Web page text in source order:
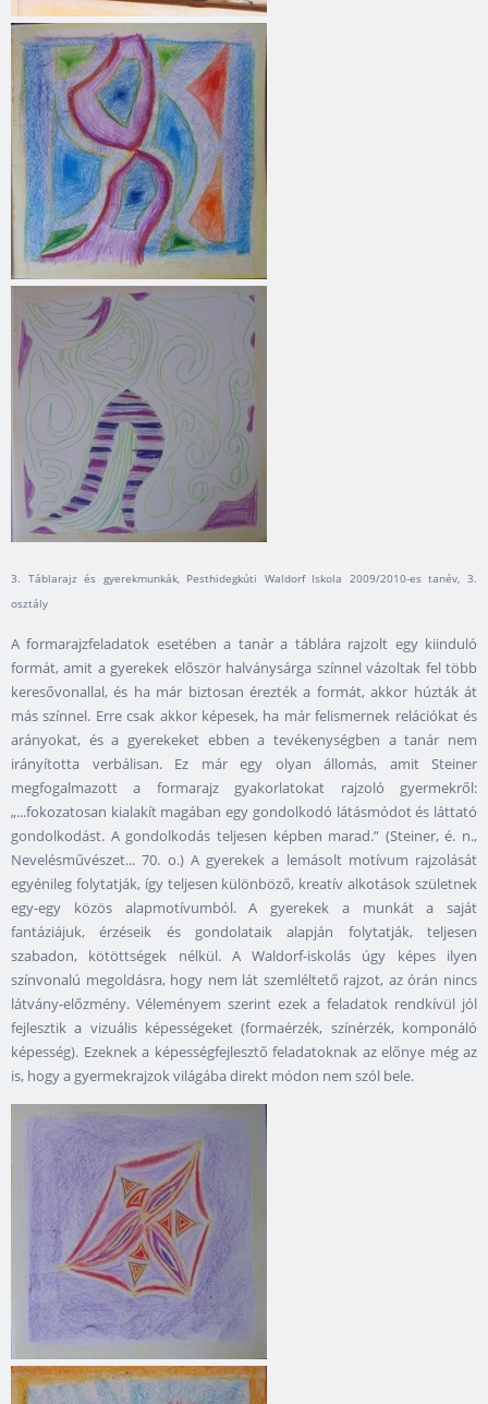
3. Táblarajz és gyerekmunkák, Pesthidegkúti Waldorf Iskola 2009/2010-es tanév, 3.
osztály
A formarajzfeladatok esetében a tanár a táblára rajzolt egy kiinduló
formát, amit a gyerekek először halványsárga színnel vázoltak fel több
keresővonallal, és ha már biztosan érezték a formát, akkor húzták át
más színnel. Erre csak akkor képesek, ha már felismernek relációkat és
arányokat, és a gyerekeket ebben a tevékenységben a tanár nem
irányította verbálisan. Ez már egy olyan állomás, amit Steiner
megfogalmazott a formarajz gyakorlatokat rajzoló gyermekről:
„...fokozatosan kialakít magában egy gondolkodó látásmódot és láttató
gondolkodást. A gondolkodás teljesen képben marad.” (Steiner, é. n.,
Nevelésművészet... 70. o.) A gyerekek a lemásolt motívum rajzolását
egyénileg folytatják, így teljesen különböző, kreatív alkotások születnek
egy-egy közös alapmotívumból. A gyerekek a munkát a saját
fantáziájuk, érzéseik és gondolataik alapján folytatják, teljesen
szabadon, kötöttségek nélkül. A Waldorf-iskolás úgy képes ilyen
színvonalú megoldásra, hogy nem lát szemléltető rajzot, az órán nincs
látvány-előzmény. Véleményem szerint ezek a feladatok rendkívül jól
fejlesztik a vizuális képességeket (formaérzék, színérzék, komponáló
képesség). Ezeknek a képességfejlesztő feladatoknak az előnye még az
is, hogy a gyermekrajzok világába direkt módon nem szól bele.